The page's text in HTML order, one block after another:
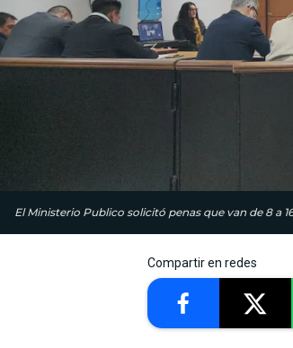
El Ministerio Publico solicitó penas que van de 8 a
Compartir en redes